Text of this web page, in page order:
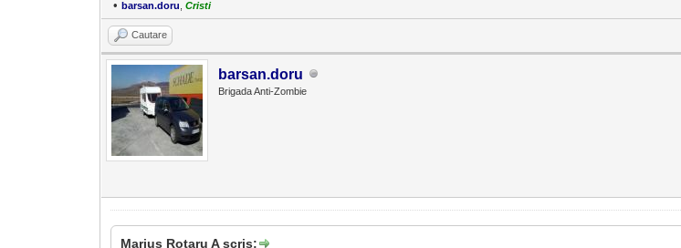
•barsan.doru ,Cristi
Cautare
barsan.doru
Brigada Anti-Zombie
Marius Rotaru A scris: